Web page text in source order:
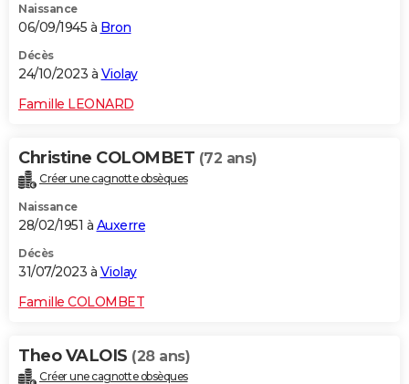
Naissance
06/09/1945 à Bron
Décès
24/10/2023 à Violay
Famille LEONARD
Christine COLOMBET (72 ans)
Créer une cagnotte obsèques
Naissance
28/02/1951 à Auxerre
Décès
31/07/2023 à Violay
Famille COLOMBET
Theo VALOIS (28 ans)
Créer une cagnotte obsèques